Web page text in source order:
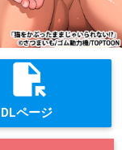
file_open
DLページ